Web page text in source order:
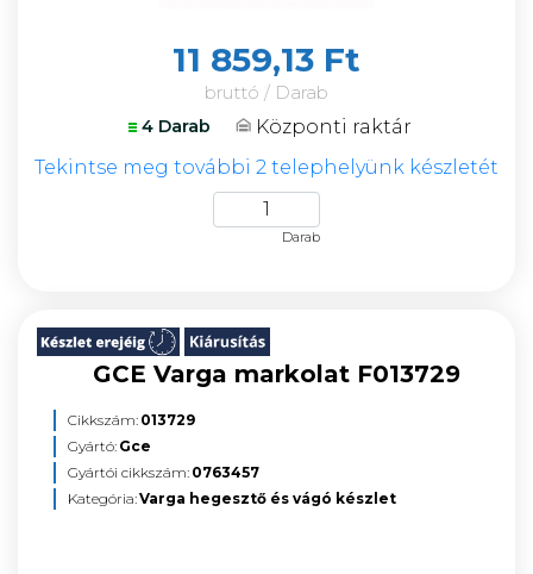
11 859,13 Ft
bruttó / Darab
4 Darab
Központi raktár
Tekintse meg további 2 telephelyünk készletét
Darab
GCE Varga markolat F013729
Cikkszám: 013729
Gyártó: Gce
Gyártói cikkszám: 0763457
Kategória:Varga hegesztő és vágó készlet